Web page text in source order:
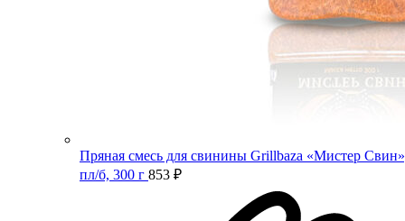
Пряная смесь для свинины Grillbaza «Мистер
пл/б, 300 г 853 ₽